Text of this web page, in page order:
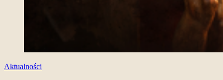
Aktualności